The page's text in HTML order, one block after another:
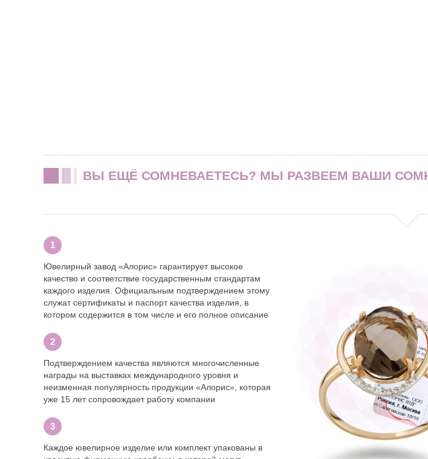
ВЫ ЕЩЁ СОМНЕВАЕТЕСЬ? МЫ РАЗВЕЕМ ВАШИ
Ювелирный завод «Алорис» гарантирует высокое
качество и соответствие государственным стандартам
каждого изделия. Официальным подтверждением этому
служат сертификаты и паспорт качества изделия, в
котором содержится в том числе и его полное описание
Подтверждением качества являются многочисленные
награды на выставках международного уровня и
неизменная популярность продукции «Алорис», которая
уже 15 лет сопровождает работу компании
Каждое ювелирное изделие или комплект упакованы в